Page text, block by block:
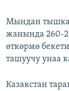
Мындан
жанында 260-
өткөрмө
ташуучу унаа
Казакстан